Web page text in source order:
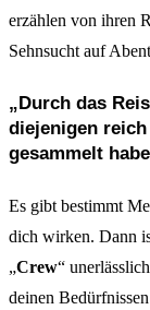
erzählen von ihren
Sehnsucht auf
„Durch das
diejenigen
gesammelt
Es gibt bestimmt
dich wirken. Dann
„Crew“
deinen